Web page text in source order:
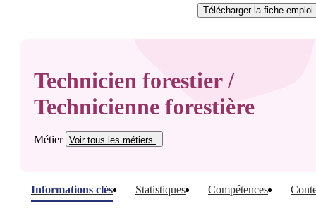
Télécharger la fiche emploi
Technicien forestier /
Technicienne forestière
Métier Voir tous les métiers
Informations clés Statistiques Compétences